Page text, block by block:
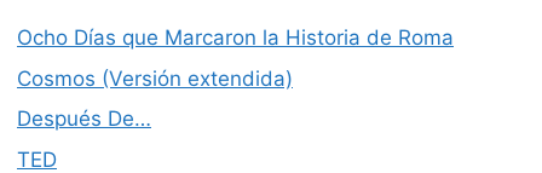
Ocho Días que Marcaron la Historia de Roma
Cosmos (Versión extendida)
Después De…
TED